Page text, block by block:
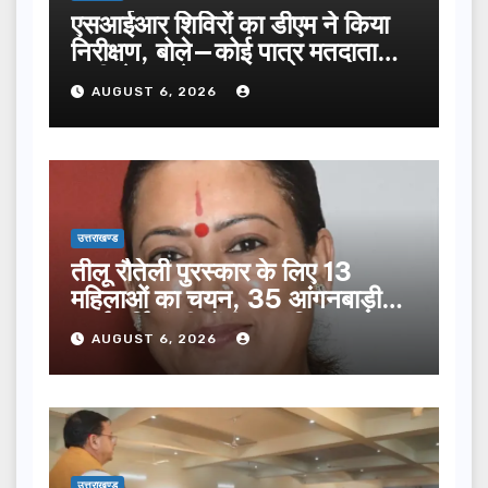
एसआईआर शिविरों का डीएम ने किया
निरीक्षण, बोले—कोई पात्र मतदाता
सूची से न छूटे…
AUGUST 6, 2026
उत्तराखण्ड
तीलू रौतेली पुरस्कार के लिए 13
महिलाओं का चयन, 35 आंगनबाड़ी
कार्यकर्तियां भी होंगी सम्मानित…
AUGUST 6, 2026